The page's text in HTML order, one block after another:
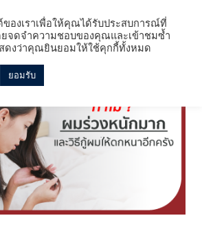
ของเราเพื่อให้คุณได้รับประสบการณ์ที่
จดจำความชอบของคุณและเข้าชมซ้ำ
ดงว่าคุณยินยอมให้ใช้คุกกี้ทั้งหมด
ยอมรับ